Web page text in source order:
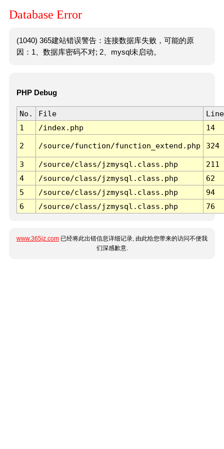
Database Error
(1040) 365建站错误警告：连接数据库失败，可能的原
因：1、数据库密码不对; 2、mysql未启动。
PHP Debug
No. File
Line
1
/index.php 14
2 /source/function/function_extend.php 324
3 /source/class/jzmysql.class.php
211
4
/source/class/jzmysql.class.php
62
5
/source/class/jzmysql.class.php
94
6
/source/class/jzmysql.class.php 76
www.365jz.com 已经将此出错信息详细记录, 由此给您带来的访问不便我
们深感歉意.